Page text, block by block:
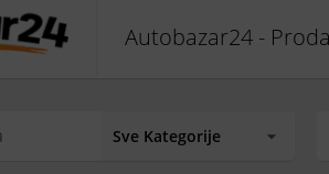
Autobazar24 -